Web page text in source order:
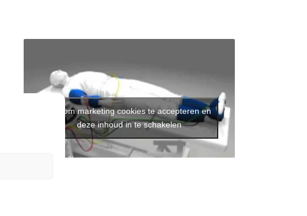
Klik om marketing cookies te accepteren en
deze inhoud in te schakelen